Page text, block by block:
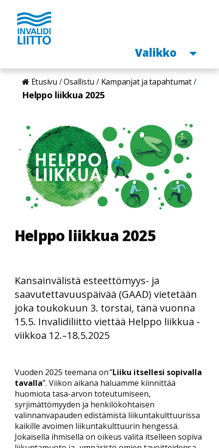
Hyppää
pääsisältöön
Avaa
Valikko
Etusivu Osallistu Kampanjat ja tapahtumat
Helppo liikkua 2025
Helppo liikkua 2025
Kansainvälistä esteettömyys- ja
saavutettavuuspäivää (GAAD) vietetään
joka toukokuun 3. torstai, tänä vuonna
15.5. Invalidiliitto viettää Helppo liikkua -
viikkoa 12.–18.5.2025
Vuoden 2025 teemana on ”Liiku itsellesi sopivalla
tavalla”. Viikon aikana haluamme kiinnittää
huomiota tasa-arvon toteutumiseen,
syrjimättömyyden ja henkilökohtaisen
valinnanvapauden edistämistä liikuntakulttuurissa
kaikille avoimen liikuntakulttuurin hengessä.
Jokaisella ihmisellä on oikeus valita itselleen sopiva